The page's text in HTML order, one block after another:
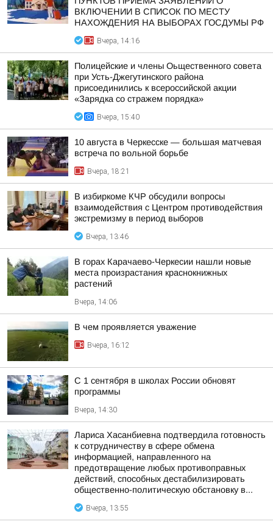
ВКЛЮЧЕНИИ В СПИСОК ПО МЕСТУ
НАХОЖДЕНИЯ НА ВЫБОРАХ ГОСДУМЫ РФ
Вчера, 14:16
Полицейские и члены Оьщественного совета
при Усть-Джегутинского района
присоединились к всероссийской акции
«Зарядка со стражем порядка»
Вчера, 15:40
10 августа в Черкесске — большая матчевая
встреча по вольной борьбе
Вчера, 18:21
В избиркоме КЧР обсудили вопросы
взаимодействия с Центром противодействия
экстремизму в период выборов
Вчера, 13:46
В горах Карачаево-Черкесии нашли новые
места произрастания краснокнижных
растений
Вчера, 14:06
В чем проявляется уважение
Вчера, 16:12
С 1 сентября в школах России обновят
программы
Вчера, 14:30
Лариса Хасанбиевна подтвердила готовность
к сотрудничеству в сфере обмена
информацией, направленного на
предотвращение любых противоправных
действий, способных дестабилизировать
общественно-политическую обстановку в...
Вчера, 13:55